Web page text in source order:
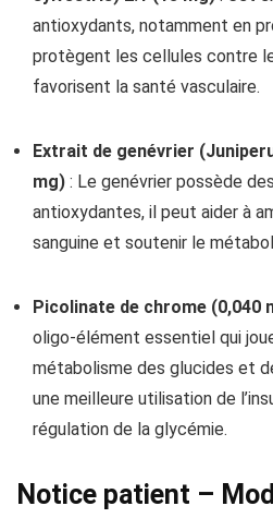
antioxydants, notamment en
protègent les cellules contre
favorisent la santé vasculaire.
Extrait de genévrier
mg) : Le genévrier possède
antioxydantes, il peut aider à
sanguine et soutenir le
Picolinate de chrome (0,040
oligo-élément essentiel qui
métabolisme des glucides et
une meilleure utilisation de
régulation de la glycémie.
Notice patient –